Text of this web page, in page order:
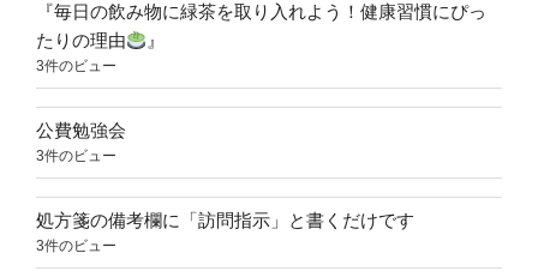
『毎日の飲み物に緑茶を取り入れよう！健康習慣にぴっ
たりの理由
』
3件のビュー
公費勉強会
3件のビュー
処方箋の備考欄に「訪問指示」と書くだけです
3件のビュー